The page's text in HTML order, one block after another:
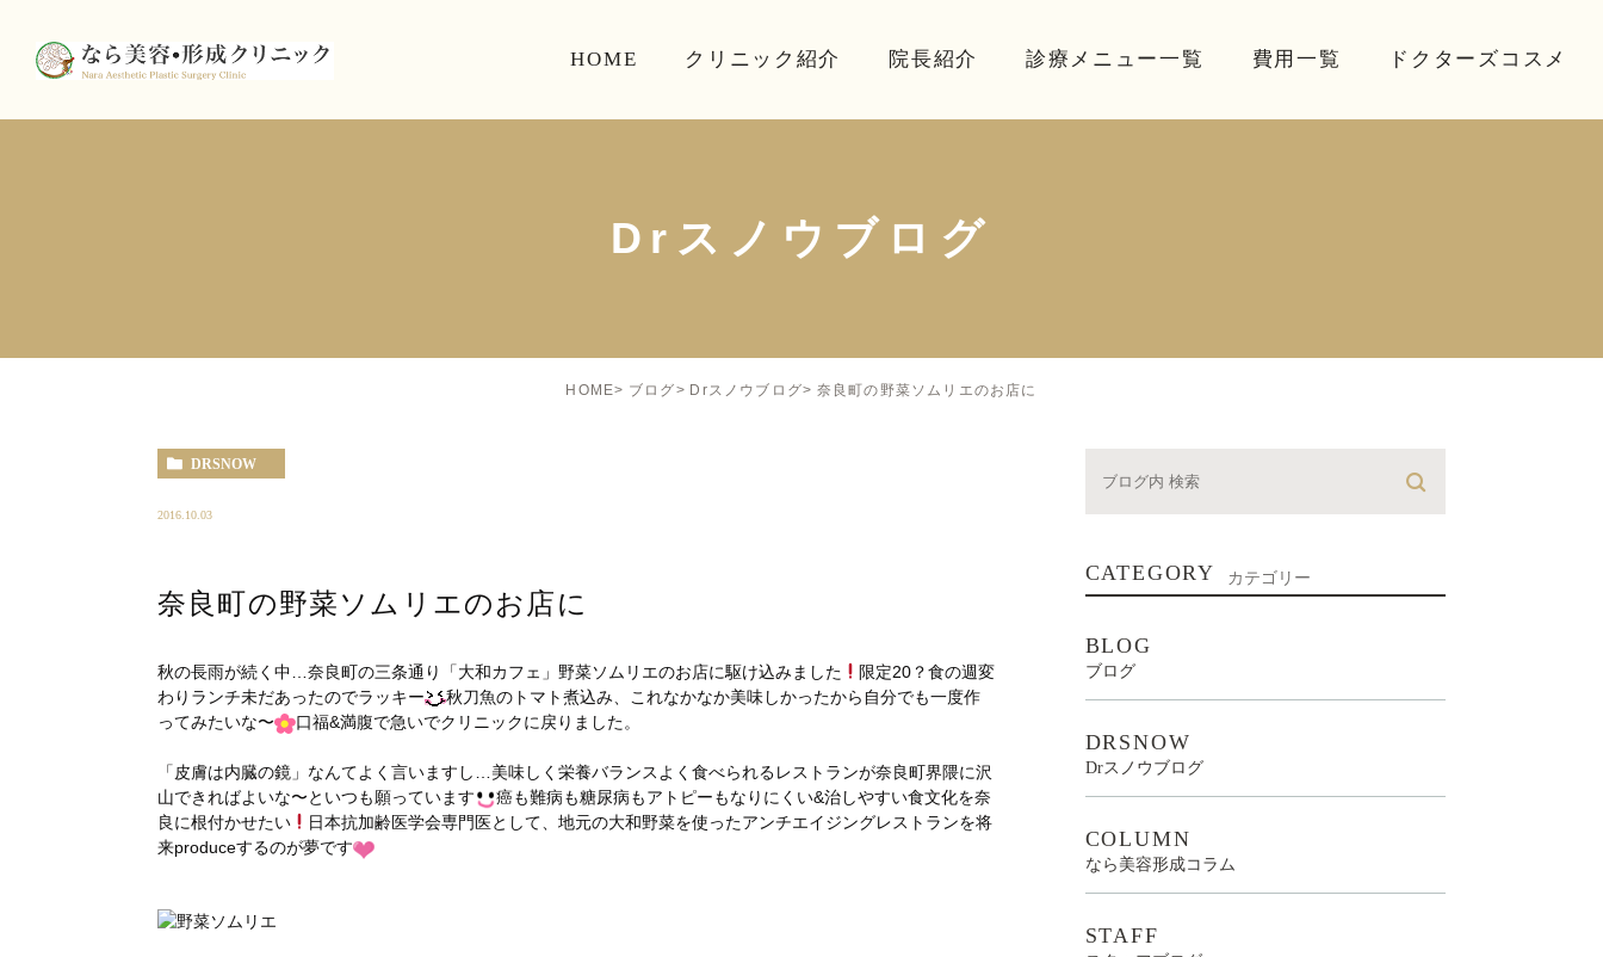
HOME クリニック紹介 院長紹介 診療メニュー一覧 費用一覧 ドクターズコスメ
Drスノウブログ
HOME ブログ Drスノウブログ 奈良町の野菜ソムリエのお店に
DRSNOW
2016.10.03
奈良町の野菜ソムリエのお店に
秋の長雨が続く中…奈良町の三条通り「大和カフェ」野菜ソムリエのお店に駆け込みました
限定20？食の週変
わりランチ未だあったのでラッキー
秋刀魚のトマト煮込み、これなかなか美味しかったから自分でも一度作
ってみたいな〜
口福&満腹で急いでクリニックに戻りました。
「皮膚は内臓の鏡」なんてよく言いますし…美味しく栄養バランスよく食べられるレストランが奈良町界隈に沢
山できればよいな〜といつも願っています
癌も難病も糖尿病もアトピーもなりにくい&治しやすい食文化を奈
良に根付かせたい
日本抗加齢医学会専門医として、地元の大和野菜を使ったアンチエイジングレストランを将
来produceするのが夢です
CATEGORY カテゴリー
BLOG
ブログ
DRSNOW
Drスノウブログ
COLUMN
なら美容形成コラム
STAFF